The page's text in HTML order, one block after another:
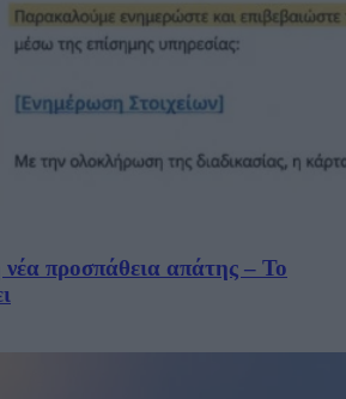
προσπάθεια απάτης – Το